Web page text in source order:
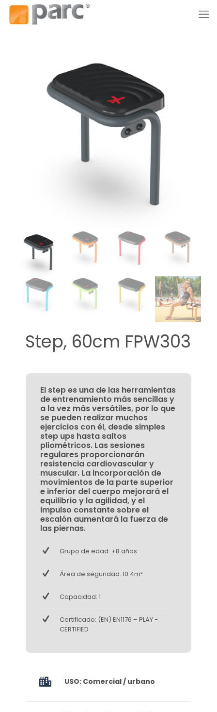
Step, 60cm FPW303
El step es una de las herramientas
de entrenamiento más sencillas y
a la vez más versátiles, por lo que
se pueden realizar muchos
ejercicios con él, desde simples
step ups hasta saltos
pliométricos. Las sesiones
regulares proporcionarán
resistencia cardiovascular y
muscular. La incorporación de
movimientos de la parte superior
e inferior del cuerpo mejorará el
equilibrio y la agilidad, y el
impulso constante sobre el
escalón aumentará la fuerza de
las piernas.
Grupo de edad: +8 años
Área de seguridad: 10.4m²
Capacidad: 1
Certificado: (EN) EN1176 – PLAY -
CERTIFIED
USO: Comercial / urbano